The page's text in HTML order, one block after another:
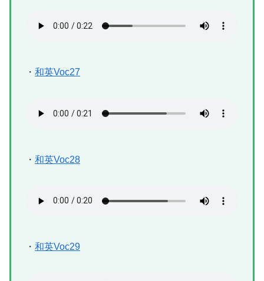
・ 和英Voc27
・ 和英Voc28
・ 和英Voc29